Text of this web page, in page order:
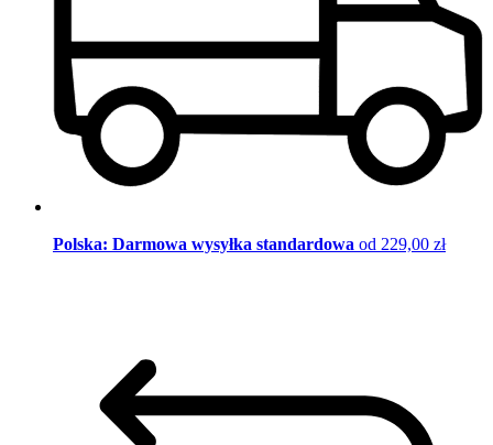
Polska: Darmowa wysyłka standardowa od 229,00 zł